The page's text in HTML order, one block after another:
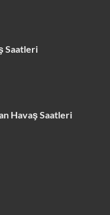
Saatleri
Havaş Saatleri